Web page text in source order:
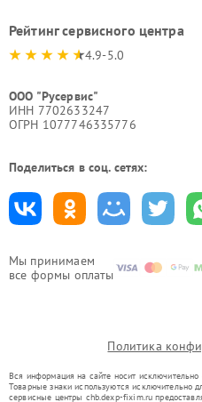
Мы принимаем
все формы оплаты
Рейтинг сервисного центра
4.9-5.0
ООО "Русервис"
ИНН 7702633247
ОГРН 1077746335776
Поделиться в соц. сетях:
Политика
Вся информация на сайте носит исключительно
Товарные знаки используются исключительно
сервисные центры chb.dexp-fixim.ru